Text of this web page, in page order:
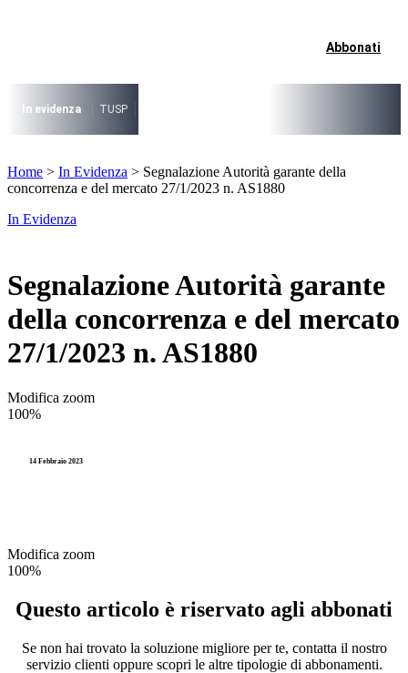
I più cercati
Lorem ipsum dolor sit amet consectetur
Lorem ipsum dolor sit amet consectetur
Abbonati
In evidenza TUSP
Lorem ipsum dolor sit amet consectetur
Home > In Evidenza > Segnalazione Autorità garante della
concorrenza e del mercato 27/1/2023 n. AS1880
In Evidenza
Segnalazione Autorità garante
della concorrenza e del mercato
27/1/2023 n. AS1880
Modifica zoom
100%
14 Febbraio 2023
Modifica zoom
100%
Questo articolo è riservato agli abbonati
Se non hai trovato la soluzione migliore per te, contatta il nostro
servizio clienti oppure scopri le altre tipologie di abbonamenti.